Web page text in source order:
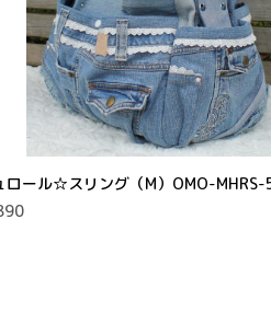
ロール☆スリング（M）OMO-